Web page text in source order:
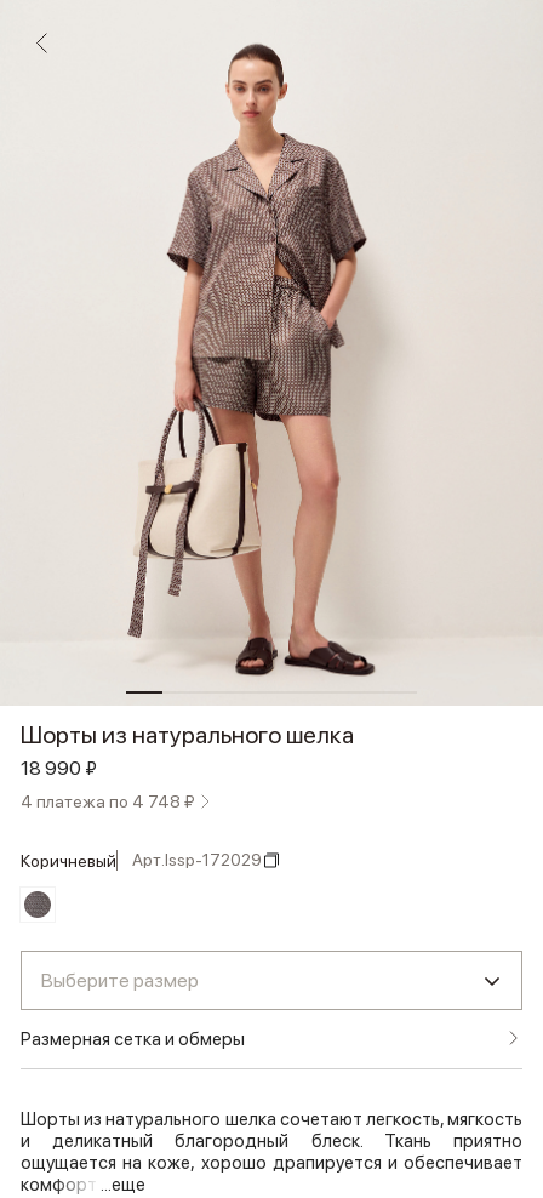
Шорты из натурального шелка
18 990 ₽
4 платежа по 4 748 ₽
коричневый Арт.lssp-172029
Выберите размер
Размерная сетка и обмеры
Шорты из натурального шелка сочетают легкость, мягкость
и деликатный благородный блеск. Ткань приятно
ощущается на коже, хорошо драпируется и обеспечивает
комфорт ...еще